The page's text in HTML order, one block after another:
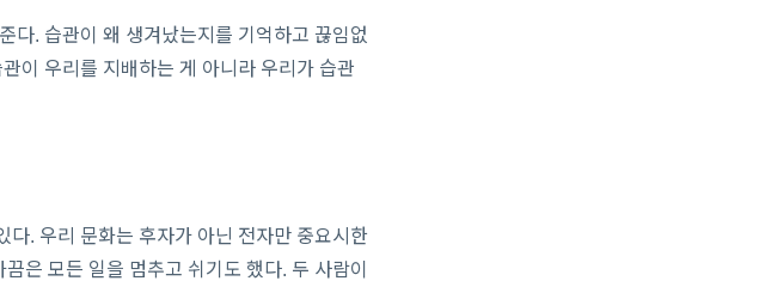
다. 습관이 왜 생겨났는지를 기억하고 끊임없
이 우리를 지배하는 게 아니라 우리가 습관
. 우리 문화는 후자가 아닌 전자만 중요시한
은 모든 일을 멈추고 쉬기도 했다. 두 사람이